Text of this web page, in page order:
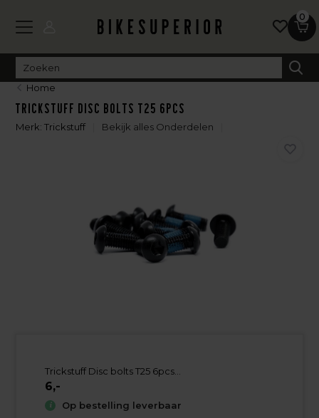
0
Home
Trickstuff Disc bolts T25 6pcs
Merk:Trickstuff Bekijk alles Onderdelen
Trickstuff Disc bolts T25 6pcs...
6,-
Op bestelling leverbaar